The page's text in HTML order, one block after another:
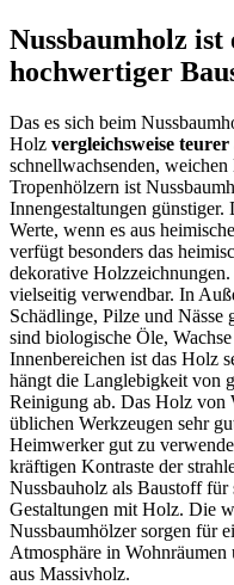
Nussbaumholz
hochwertiger
Das es sich beim
Holz vergleichsweise teurer
schnellwachsenden,
Tropenhölzern ist
Innengestaltungen günstiger.
Werte, wenn es aus
verfügt besonders das
dekorative
vielseitig verwendbar. In
Schädlinge, Pilze und Nässe
sind biologische Öle,
Innenbereichen ist das Holz
hängt die Langlebigkeit von
Reinigung ab. Das Holz von
üblichen Werkzeugen sehr
Heimwerker gut zu
kräftigen Kontraste der
Nussbauholz als Baustoff für
Gestaltungen mit Holz. Die
Nussbaumhölzer sorgen für
Atmosphäre in Wohnräumen
aus Massivholz.